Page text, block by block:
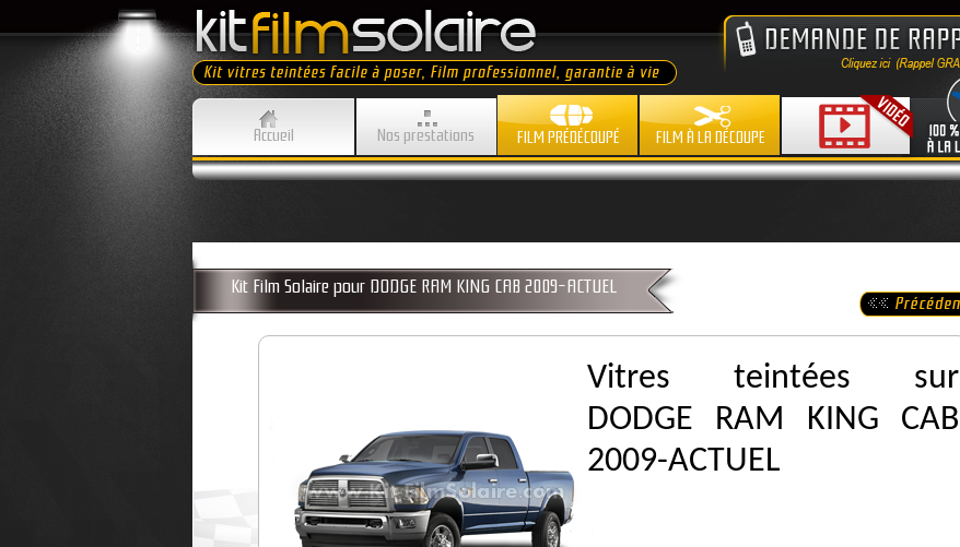
Accueil Nos prestations FILM PRÉDÉCOUPÉ FILM À LA DÉCOUPE
Kit Film Solaire pour DODGE RAM KING CAB 2009-ACTUEL
Vitres teintées sur
DODGE RAM KING CAB
2009-ACTUEL